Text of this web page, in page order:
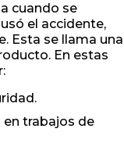
cuando se
el accidente,
Esta se llama una
En estas
en trabajos de